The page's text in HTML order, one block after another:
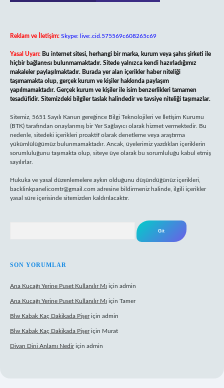
Reklam ve İletişim: Skype: live:.cid.575569c608265c69
Yasal Uyarı: Bu internet sitesi, herhangi bir marka, kurum veya şahıs şirketi ile
hiçbir bağlantısı bulunmamaktadır. Sitede yalnızca kendi hazırladığımız
makaleler paylaşılmaktadır. Burada yer alan içerikler haber niteliği
taşımamakta olup, gerçek kurum ve kişiler hakkında paylaşım
yapılmamaktadır. Gerçek kurum ve kişiler ile isim benzerlikleri tamamen
tesadüfidir. Sitemizdeki bilgiler taslak halindedir ve tavsiye niteliği taşımazlar.
Sitemiz, 5651 Sayılı Kanun gereğince Bilgi Teknolojileri ve İletişim Kurumu
(BTK) tarafından onaylanmış bir Yer Sağlayıcı olarak hizmet vermektedir. Bu
nedenle, sitedeki içerikleri proaktif olarak denetleme veya araştırma
yükümlülüğümüz bulunmamaktadır. Ancak, üyelerimiz yazdıkları içeriklerin
sorumluluğunu taşımakta olup, siteye üye olarak bu sorumluluğu kabul etmiş
sayılırlar.
Hukuka ve yasal düzenlemelere aykırı olduğunu düşündüğünüz içerikleri,
backlinkpanelicomtr@gmail.com adresine bildirmeniz halinde, ilgili içerikler
yasal süre içerisinde sitemizden kaldırılacaktır.
SON YORUMLAR
Ana Kucağı Yerine Puset Kullanılır Mı için admin
Ana Kucağı Yerine Puset Kullanılır Mı için Tamer
Blw Kabak Kaç Dakikada Pişeriçin admin
Blw Kabak Kaç Dakikada Pişeriçin Murat
Divan Dini Anlamı Nediriçin admin